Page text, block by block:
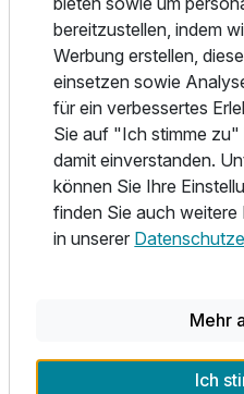
Ausstattung
Zusatznächte
Für 3 Tage
Salzwände oder eine
Erlebnisrestaurant mampfen
Zwang.
Die Küche ist regional &
saisonale Hits & klassische
Altbekannte Leibspeisen
In unserer multifunktionalen
können Sie was erleben!
ultracoolen Mix aus
Unser Geheimtipp: das
bereitzustellen, indem
Werbung erstellen,
einsetzen sowie
für ein verbessertes
Sie auf "Ich stimme zu"
damit einverstanden.
können Sie Ihre
finden Sie auch
in unserer
Mehr
Ich